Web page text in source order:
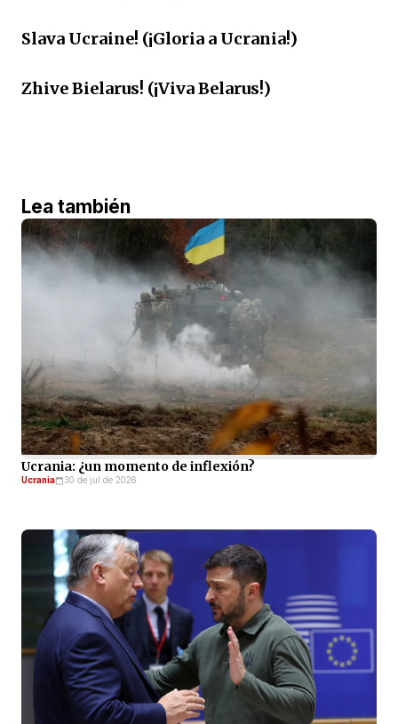
Slava Ucraine! (¡Gloria a Ucrania!)
Zhive Bielarus! (¡Viva Belarus!)
Lea también
Ucrania: ¿un momento de inflexión?
Ucrania 30 de jul de 2026